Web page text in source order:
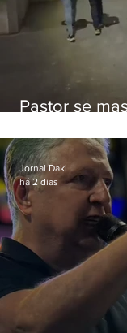
Pastor se
Jornal Daki
há 2 dias